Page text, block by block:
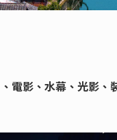
電影、水幕、光影、